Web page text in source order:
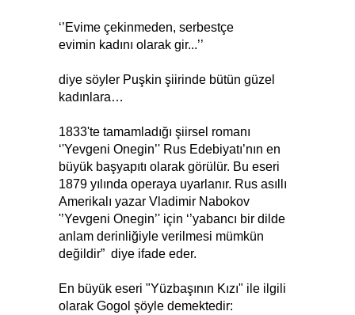
‘’Evime çekinmeden, serbestçe
evimin kadını olarak gir...’’
diye söyler Puşkin şiirinde bütün güzel
kadınlara…
1833'te tamamladığı şiirsel romanı
‘'Yevgeni Onegin’' Rus Edebiyatı’nın en
büyük başyapıtı olarak görülür. Bu eseri
1879 yılında operaya uyarlanır. Rus asıllı
Amerikalı yazar Vladimir Nabokov
'’Yevgeni Onegin’' için ‘’yabancı bir dilde
anlam derinliğiyle verilmesi mümkün
değildir” diye ifade eder.
En büyük eseri "Yüzbaşının Kızı" ile ilgili
olarak Gogol şöyle demektedir: